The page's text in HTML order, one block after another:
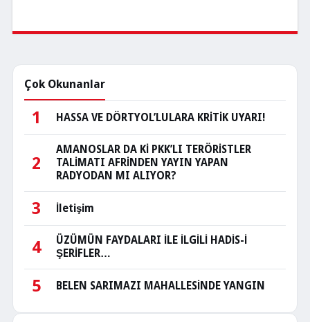
Çok Okunanlar
1 HASSA VE DÖRTYOL’LULARA KRİTİK UYARI!
2
AMANOSLAR DA Kİ PKK’LI TERÖRİSTLER
TALİMATI AFRİNDEN YAYIN YAPAN
RADYODAN MI ALIYOR?
3 İletişim
4
ÜZÜMÜN FAYDALARI İLE İLGİLİ HADİS-İ
ŞERİFLER…
5 BELEN SARIMAZI MAHALLESİNDE YANGIN